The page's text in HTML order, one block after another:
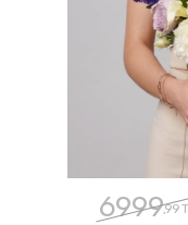
6999,99